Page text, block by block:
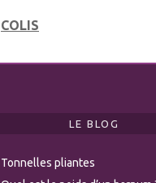
COLIS
LE BLOG
Tonnelles pliantes